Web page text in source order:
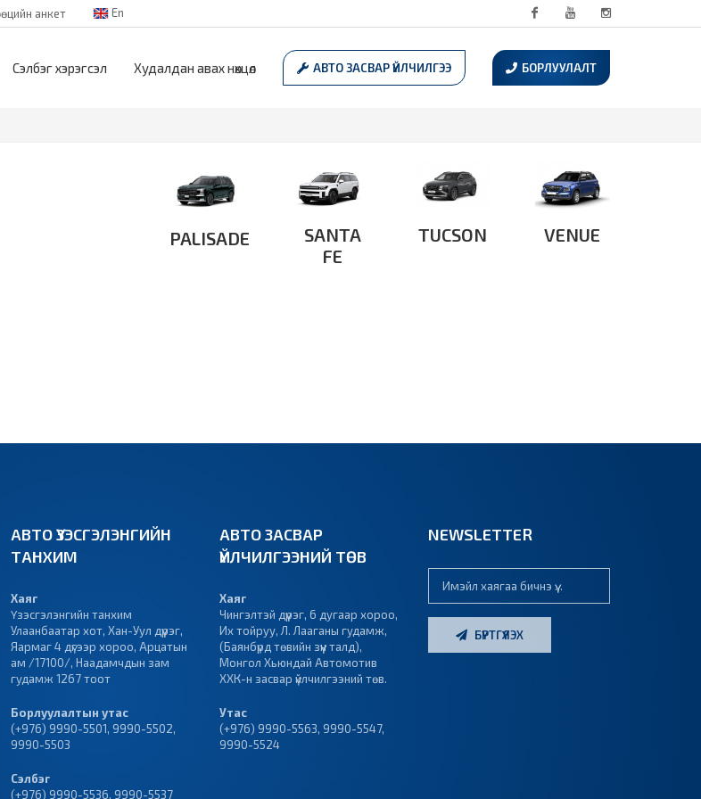
анкет
En
Сэлбэг хэрэгсэл Худалдан авах нөхцөл АВТО ЗАСВАР ҮЙЛЧИЛГЭЭ БОРЛУУЛАЛТ
PALISADE
SANTA
FE
TUCSON VENUE
АВТО ҮЗЭСГЭЛЭНГИЙН
ТАНХИМ
Хаяг
Үзэсгэлэнгийн танхим
Улаанбаатар хот, Хан-Уул дүүрэг,
Яармаг 4 дүгээр хороо, Арцатын
ам /17100/, Наадамчдын зам
гудамж 1267 тоот
Борлуулалтын утас
(+976) 9990-5501, 9990-5502,
9990-5503
Сэлбэг
(+976) 9990-5536, 9990-5537
АВТО ЗАСВАР
ҮЙЛЧИЛГЭЭНИЙ ТӨВ
Хаяг
Чингэлтэй дүүрэг, 6 дугаар хороо,
Их тойруу, Л. Лааганы гудамж,
(Баянбүрд төвийн зүүн талд),
Монгол Хьюндай Автомотив
ХХК-н засвар үйлчилгээний төв.
Утас
(+976) 9990-5563, 9990-5547,
9990-5524
NEWSLETTER
БҮРТГҮҮЛЭХ